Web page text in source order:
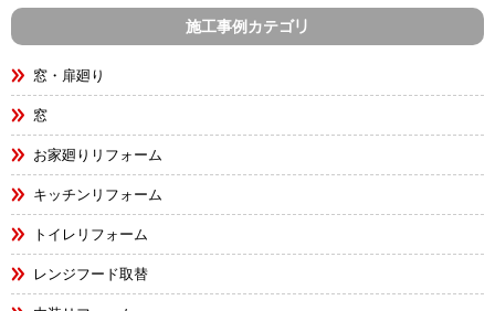
施工事例カテゴリ
窓・扉廻り
窓
お家廻りリフォーム
キッチンリフォーム
トイレリフォーム
レンジフード取替